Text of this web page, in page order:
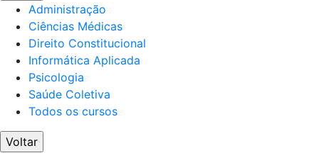
Administração
Ciências Médicas
Direito Constitucional
Informática Aplicada
Psicologia
Saúde Coletiva
Todos os cursos
Voltar